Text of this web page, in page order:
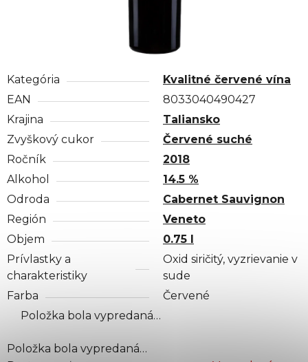
Kategória
Kvalitné červené vína
EAN
8033040490427
Krajina
Taliansko
Zvyškový cukor
Červené suché
Ročník
2018
Alkohol
14.5 %
Odroda
Cabernet Sauvignon
Región
Veneto
Objem
0.75 l
Prívlastky a
charakteristiky
Oxid siričitý, vyzrievanie v
sude
Farba
Červené
Položka bola vypredaná…
Položka bola vypredaná…